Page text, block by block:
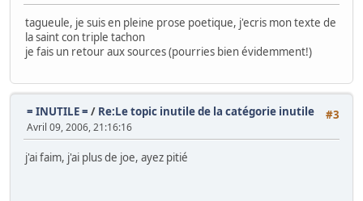
tagueule, je suis en pleine prose poetique, j'ecris mon texte de
la saint con triple tachon
je fais un retour aux sources (pourries bien évidemment!)
#3
= INUTILE = / Re:Le topic inutile de la catégorie inutile
Avril 09, 2006, 21:16:16
j'ai faim, j'ai plus de joe, ayez pitié